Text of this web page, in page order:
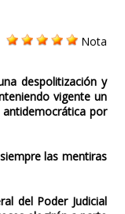
Nota
despolitización y
vigente un
por
las mentiras
del Poder Judicial